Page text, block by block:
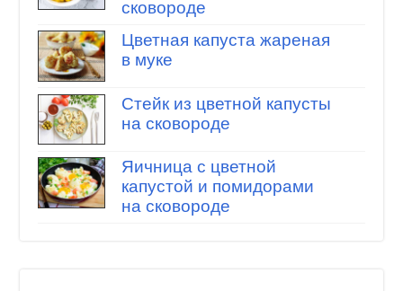
сковороде
Цветная капуста жареная
в муке
Стейк из цветной капусты
на сковороде
Яичница с цветной
капустой и помидорами
на сковороде